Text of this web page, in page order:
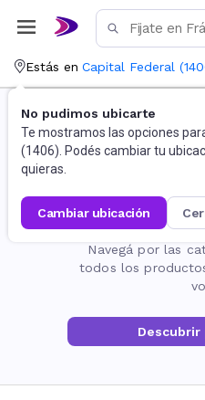
Estás en Capital Federal (
No pudimos ubicarte
Te mostramos las opciones
(1406). Podés cambiar tu
quieras.
cambiar ubicación
La
Navegá por las
todos los
Descubrir